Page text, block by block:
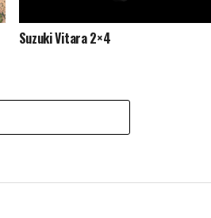
Suzuki Vitara 2×4